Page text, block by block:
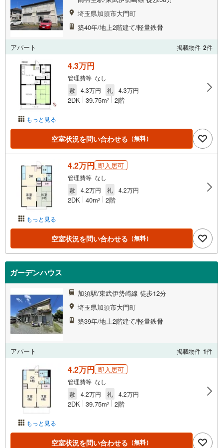
埼玉県加須市大門町
築40年/地上2階建て/軽量鉄骨
アパート 掲載物件 2件
もっと見る
4.3万円
管理費等 なし
敷
4.3万円 礼 4.3万円
2DK 39.75m2 2階
空室状況を問い合わせる （無料）
もっと見る
4.2万円 即入居可
管理費等 なし
敷
4.2万円 礼 4.2万円
2DK 40m2 2階
空室状況を問い合わせる （無料）
ガーデンハウス
加須駅/東武伊勢崎線 徒歩12分
埼玉県加須市大門町
築39年/地上2階建て/軽量鉄骨
アパート 掲載物件 1件
もっと見る
4.2万円 即入居可
管理費等 なし
敷
4.2万円 礼 4.2万円
2DK 39.75m2 2階
空室状況を問い合わせる （無料）